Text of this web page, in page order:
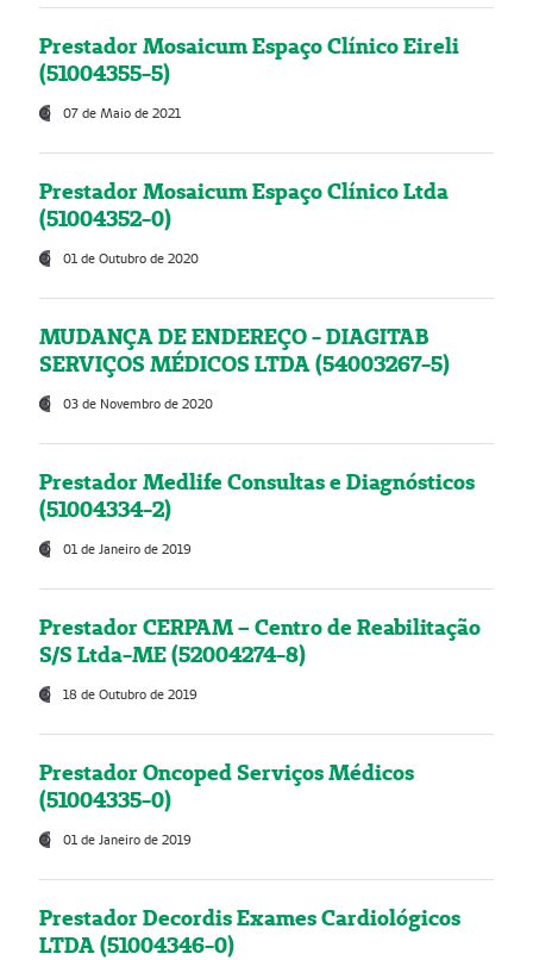
Prestador Mosaicum Espaço Clínico Eireli
(51004355-5)
07 de Maio de 2021
Prestador Mosaicum Espaço Clínico Ltda
(51004352-0)
01 de Outubro de 2020
MUDANÇA DE ENDEREÇO - DIAGITAB
SERVIÇOS MÉDICOS LTDA (54003267-5)
03 de Novembro de 2020
Prestador Medlife Consultas e Diagnósticos
(51004334-2)
01 de Janeiro de 2019
Prestador CERPAM – Centro de Reabilitação
S/S Ltda-ME (52004274-8)
18 de Outubro de 2019
Prestador Oncoped Serviços Médicos
(51004335-0)
01 de Janeiro de 2019
Prestador Decordis Exames Cardiológicos
LTDA (51004346-0)